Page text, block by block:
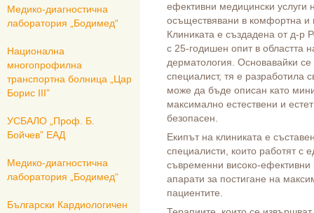
ефективни медицински услуги
осъществявани в комфортна
Клиниката е създадена от д-р
с 25-годишен опит в областта
дерматология. Основавайки се
специалист, тя е разработила
може да бъде описан като
максимално естествени и
безопасен.
Екипът на клиниката е
специалисти, които работят с
съвременни високо-ефективни
апарати за постигане на
пациентите.
Медико-диагностична
лаборатория „Бодимед“
Национална
многопрофилна
транспортна болница „Цар
Борис ІІІ”
УСБАЛО „Проф. Б.
Бойчев” ЕАД
Медико-диагностична
лаборатория „Бодимед“
Български Кардиологичен